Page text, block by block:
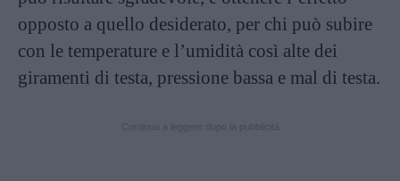
opposto a quello desiderato, per chi può subire
con le temperature e l’umidità così alte dei
giramenti di testa, pressione bassa e mal di testa.